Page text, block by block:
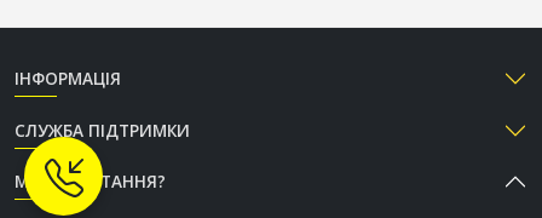
ІНФОРМАЦІЯ
СЛУЖБА ПІДТРИМКИ
МАЄТЕ ПИТАННЯ?